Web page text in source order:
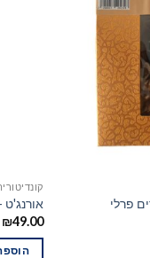
פרלי
אורנג'ט
₪49.00